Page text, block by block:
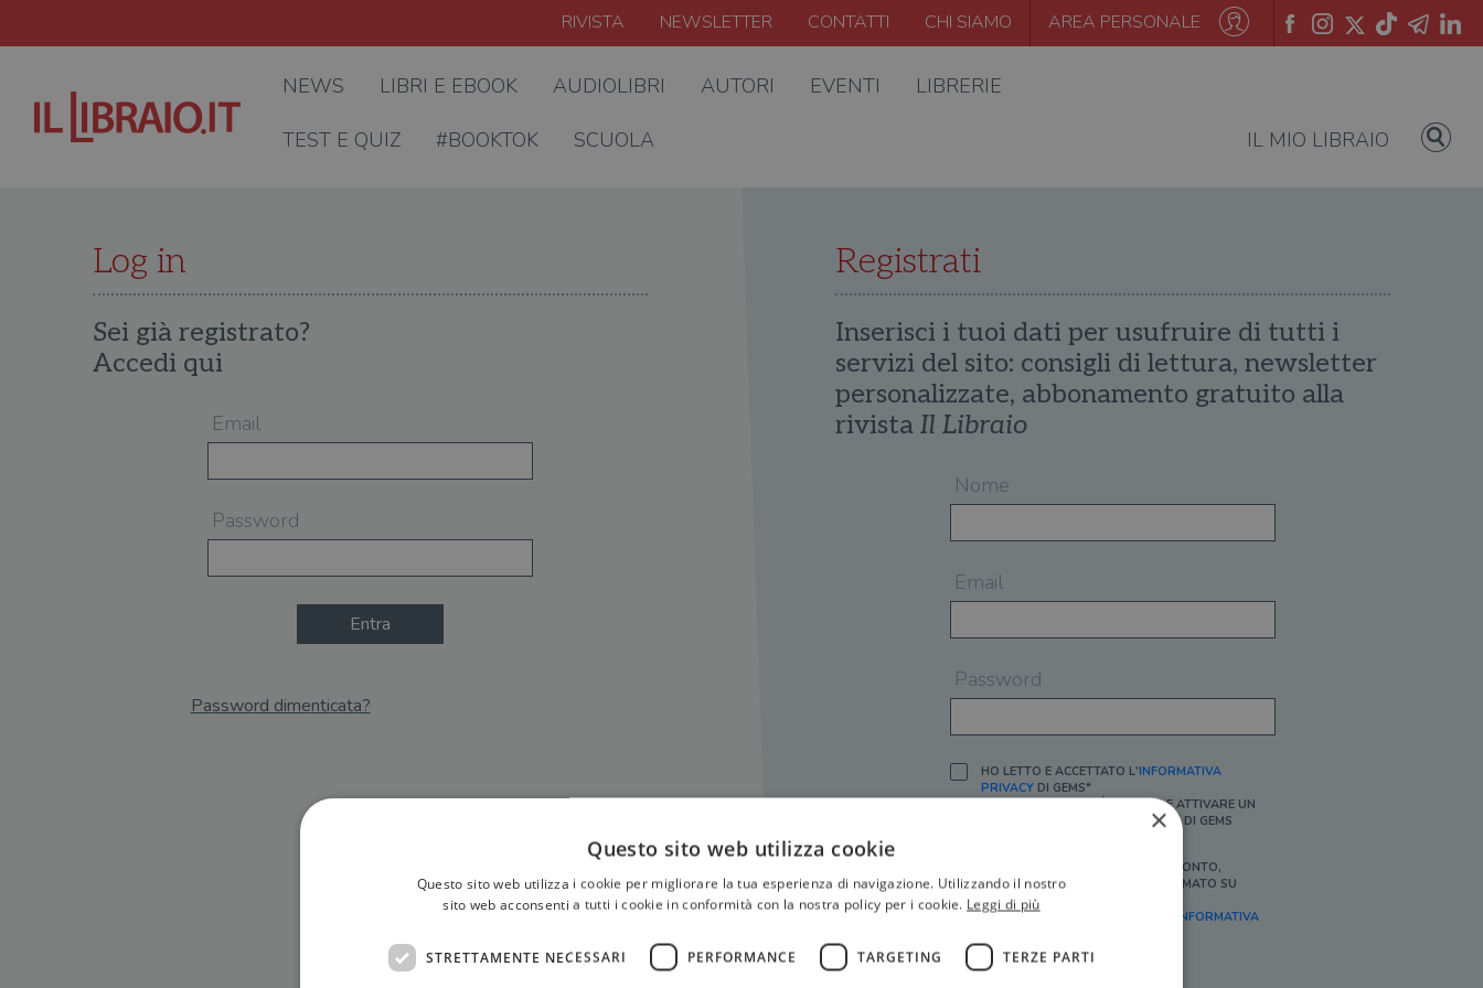
RIVISTA NEWSLETTER CONTATTI CHI SIAMO AREA PERSONALE
NEWS LIBRI E EBOOK AUDIOLIBRI AUTORI EVENTI LIBRERIE
TEST E QUIZ #BOOKTOK SCUOLA IL MIO LIBRAIO
Log in
Sei già registrato?
Accedi qui
Email
Password
Entra
Password dimenticata?
Registrati
Inserisci i tuoi dati per usufruire di tutti i
servizi del sito: consigli di lettura, newsletter
personalizzate, abbonamento gratuito alla
rivista Il Libraio
Nome
Email
Password
HO LETTO E ACCETTATO L'INFORMATIVA
PRIVACYDI GEMS*
IN MANCANZA NON È POSSIBILE ATTIVARE UN
ACCOUNT E/O RICEVERE I SERVIZI DI GEMS
SÌ, DESIDERO RICEVERE BUONI SCONTO,
OFFERTE SPECIALI, ESSERE INFORMATO SU
PROMOZIONI E NOVITÀ.
[FINALITÀ MARKETING, ART.2 (E),
INFORMATIVA
×
Questo sito web utilizza cookie
Questo sito web utilizza i cookie per migliorare la tua esperienza di navigazione. Utilizzando il nostro
sito web acconsenti a tutti i cookie in conformità con la nostra policy per i cookie. Leggi di più
STRETTAMENTE NECESSARI PERFORMANCE TARGETING TERZE PARTI